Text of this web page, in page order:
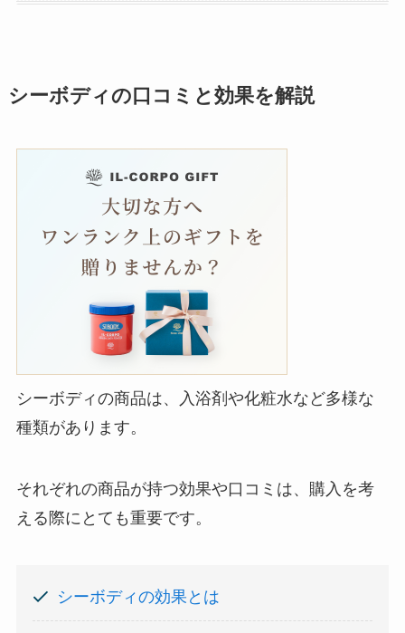
シーボディの口コミと効果を解説
シーボディの商品は、入浴剤や化粧水など多様な
種類があります。
それぞれの商品が持つ効果や口コミは、購入を考
える際にとても重要です。
シーボディの効果とは